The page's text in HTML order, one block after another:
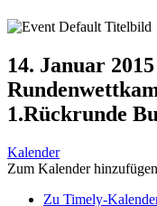
14. Januar 2015
1.Rückrunde
Kalender
Zum Kalender hinzufügen
Zu Timely-